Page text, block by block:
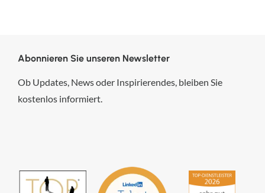
Abonnieren Sie unseren Newsletter
Ob Updates, News oder Inspirierendes, bleiben Sie
kostenlos informiert.